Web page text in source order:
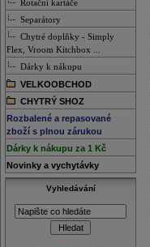
Rotační kartáče
Separátory
Chytré doplňky - Simply
Flex, Vroom Kitchbox ...
Dárky k nákupu
VELKOOBCHOD
CHYTRÝ SHOZ
Rozbalené a repasované
zboží s plnou zárukou
Dárky k nákupu za 1 Kč
Novinky a vychytávky
Vyhledávání